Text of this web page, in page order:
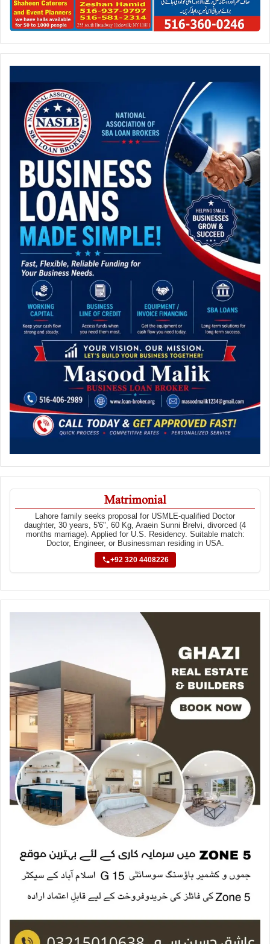
Matrimonial
Lahore family seeks proposal for USMLE-qualified Doctor
daughter, 30 years, 5'6", 60 Kg, Araein Sunni Brelvi, divorced (4
months marriage). Applied for U.S. Residency. Suitable match:
Doctor, Engineer, or Businessman residing in USA.
+92 320 4408226